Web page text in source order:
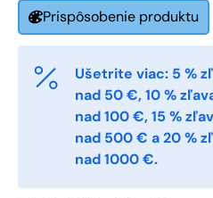
Kommentarer
Prispôsobenie produktu
Ušetrite viac: 5 %
nad 50 €, 10 %
nad 100 €, 15 %
nad 500 € a 20 %
nad 1000 €.